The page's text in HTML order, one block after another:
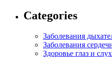
Categories
Заболевания
Заболевания
Здоровье глаз и